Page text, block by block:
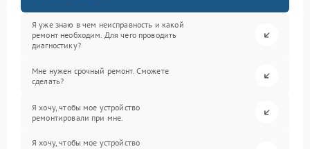
Я уже знаю в чем неисправность и какой
ремонт необходим. Для чего проводить
диагностику?
Мне нужен срочный ремонт. Сможете
сделать?
Я хочу, чтобы мое устройство
ремонтировали при мне.
Я хочу, чтобы мое устройство